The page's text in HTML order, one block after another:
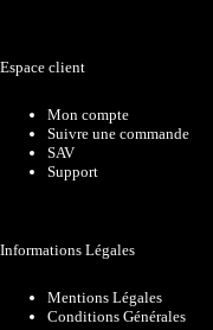
Espace client
Mon compte
Suivre une commande
SAV
Support
Informations Légales
Mentions Légales
Conditions Générales